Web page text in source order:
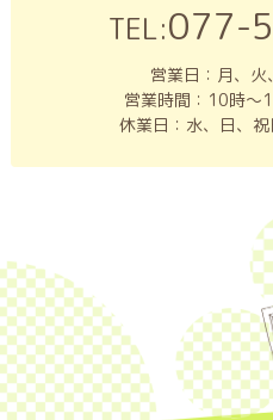
TEL:077-
営業日：月、
営業時間：10時～
休業日：水、日、